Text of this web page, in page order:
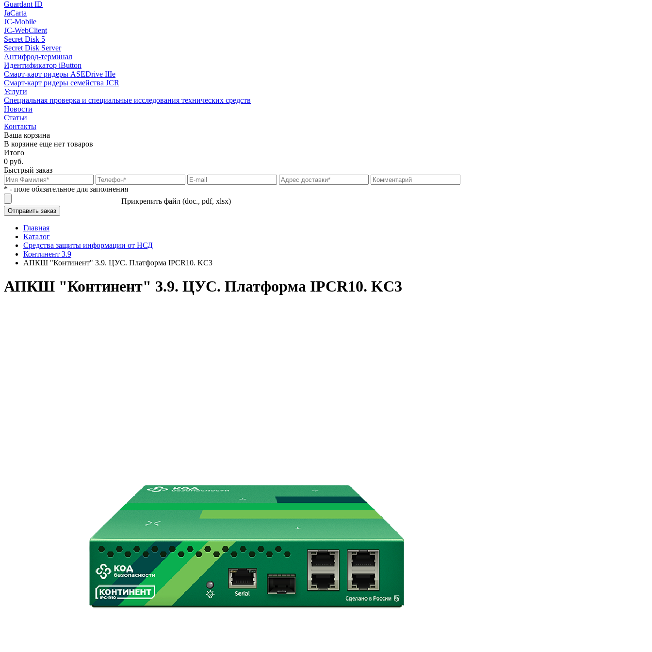
Guardant ID
JaCarta
JC-Mobile
JC-WebClient
Secret Disk 5
Secret Disk Server
Антифрод-терминал
Идентификатор iButton
Смарт-карт ридеры ASEDrive IIIe
Смарт-карт ридеры семейства JCR
Услуги
Специальная проверка и специальные исследования технических средств
Новости
Статьи
Контакты
Ваша корзина
В корзине еще нет товаров
Итого
0 руб.
Быстрый заказ
* - поле обязательное для заполнения
Прикрепить файл (doc., pdf, xlsx)
Главная
Каталог
Средства защиты информации от НСД
Континент 3.9
АПКШ "Континент" 3.9. ЦУС. Платформа IPCR10. KC3
АПКШ "Континент" 3.9. ЦУС. Платформа IPCR10. KC3